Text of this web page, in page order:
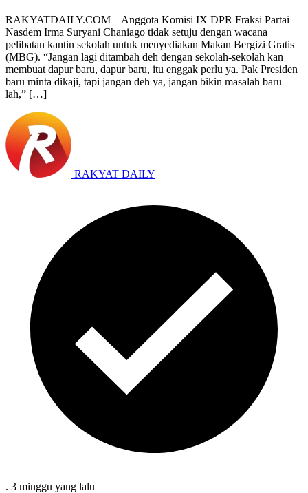
RAKYATDAILY.COM – Anggota Komisi IX DPR Fraksi Partai
Nasdem Irma Suryani Chaniago tidak setuju dengan wacana
pelibatan kantin sekolah untuk menyediakan Makan Bergizi Gratis
(MBG). “Jangan lagi ditambah deh dengan sekolah-sekolah kan
membuat dapur baru, dapur baru, itu enggak perlu ya. Pak Presiden
baru minta dikaji, tapi jangan deh ya, jangan bikin masalah baru
lah,” […]
RAKYAT DAILY
. 3 minggu yang lalu